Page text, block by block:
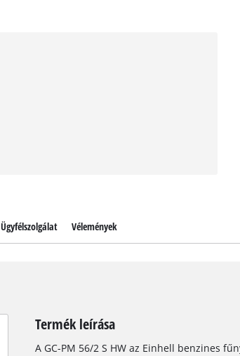
Ügyfélszolgálat Vélemények
Termék leírása
A GC-PM 56/2 S HW az Einhell benzines